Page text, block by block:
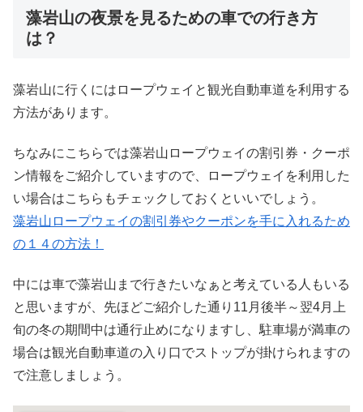
藻岩山の夜景を見るための車での行き方
は？
藻岩山に行くにはロープウェイと観光自動車道を利用する
方法があります。
ちなみにこちらでは藻岩山ロープウェイの割引券・クーポ
ン情報をご紹介していますので、ロープウェイを利用した
い場合はこちらもチェックしておくといいでしょう。
藻岩山ロープウェイの割引券やクーポンを手に入れるため
の１４の方法！
中には車で藻岩山まで行きたいなぁと考えている人もいる
と思いますが、先ほどご紹介した通り11月後半～翌4月上
旬の冬の期間中は通行止めになりますし、駐車場が満車の
場合は観光自動車道の入り口でストップが掛けられますの
で注意しましょう。